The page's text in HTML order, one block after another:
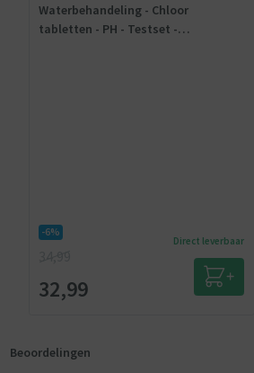
Waterbehandeling - Chloor
tabletten - PH - Testset -
-6%
32,99
Direct leverbaar
Beoordelingen